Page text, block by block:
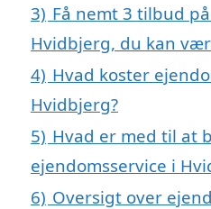
3) Få nemt 3 tilbud
Hvidbjerg, du kan
4) Hvad koster
Hvidbjerg?
5) Hvad er med til at
ejendomsservice i
6) Oversigt over